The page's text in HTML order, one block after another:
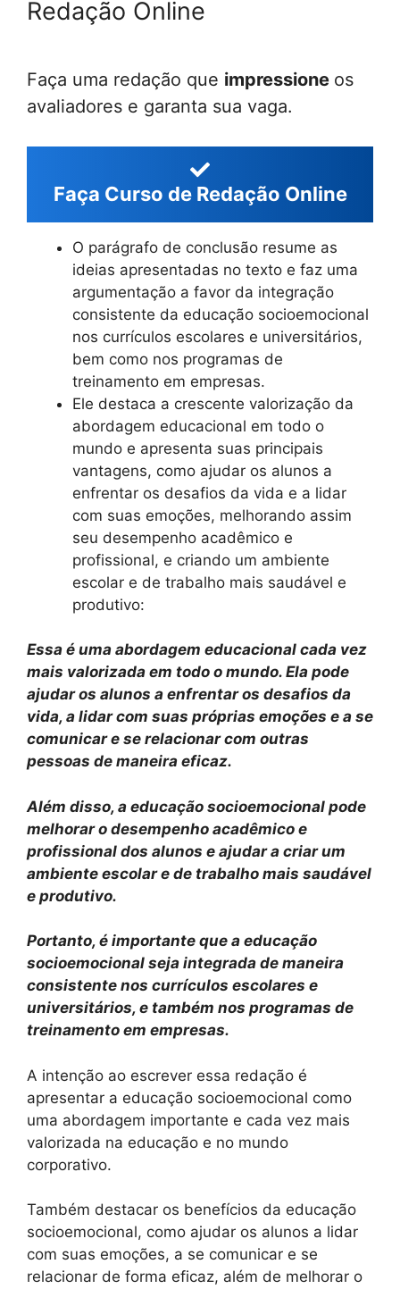
Redação Online
Faça uma redação que impressione os
avaliadores e garanta sua vaga.
Faça Curso de Redação Online
O parágrafo de conclusão resume as
ideias apresentadas no texto e faz uma
argumentação a favor da integração
consistente da educação socioemocional
nos currículos escolares e universitários,
bem como nos programas de
treinamento em empresas.
Ele destaca a crescente valorização da
abordagem educacional em todo o
mundo e apresenta suas principais
vantagens, como ajudar os alunos a
enfrentar os desafios da vida e a lidar
com suas emoções, melhorando assim
seu desempenho acadêmico e
profissional, e criando um ambiente
escolar e de trabalho mais saudável e
produtivo:
Essa é uma abordagem educacional cada vez
mais valorizada em todo o mundo. Ela pode
ajudar os alunos a enfrentar os desafios da
vida, a lidar com suas próprias emoções e a se
comunicar e se relacionar com outras
pessoas de maneira eficaz.
Além disso, a educação socioemocional pode
melhorar o desempenho acadêmico e
profissional dos alunos e ajudar a criar um
ambiente escolar e de trabalho mais saudável
e produtivo.
Portanto, é importante que a educação
socioemocional seja integrada de maneira
consistente nos currículos escolares e
universitários, e também nos programas de
treinamento em empresas.
A intenção ao escrever essa redação é
apresentar a educação socioemocional como
uma abordagem importante e cada vez mais
valorizada na educação e no mundo
corporativo.
Também destacar os benefícios da educação
socioemocional, como ajudar os alunos a lidar
com suas emoções, a se comunicar e se
relacionar de forma eficaz, além de melhorar o